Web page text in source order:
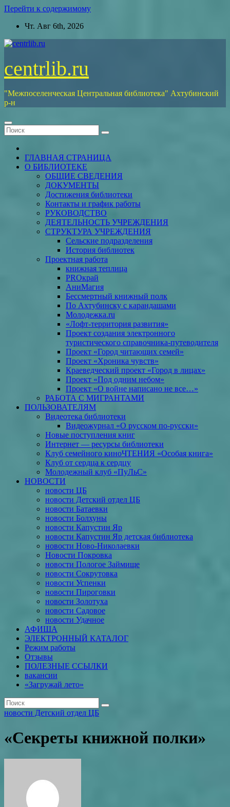
Перейти к содержимому
Чт. Авг 6th, 2026
centrlib.ru
"Межпоселенческая Центральная библиотека" Ахтубинский
р-н
ГЛАВНАЯ СТРАНИЦА
О БИБЛИОТЕКЕ
ОБЩИЕ СВЕДЕНИЯ
ДОКУМЕНТЫ
Достижения библиотеки
Контакты и график работы
РУКОВОДСТВО
ДЕЯТЕЛЬНОСТЬ УЧРЕЖДЕНИЯ
СТРУКТУРА УЧРЕЖДЕНИЯ
Сельские подразделения
История библиотек
Проектная работа
книжная теплица
PROкрай
АниМагия
Бессмертный книжный полк
По Ахтубинску с карандашами
Молодежка.ru
«Лофт-территория развития»
Проект создания электронного
туристического справочника-путеводителя
Проект «Город читающих семей»
Проект «Хроника чувств»
Краеведческий проект «Город в лицах»
Проект «Под одним небом»
Проект «О войне написано не все…»
РАБОТА С МИГРАНТАМИ
ПОЛЬЗОВАТЕЛЯМ
Видеотека библиотеки
Видеожурнал «О русском по-русски»
Новые поступления книг
Интернет — ресурсы библиотеки
Клуб семейного киноЧТЕНИЯ «Особая книга»
Клуб от сердца к сердцу
Молодежный клуб «ПуЛьС»
НОВОСТИ
новости ЦБ
новости Детский отдел ЦБ
новости Батаевки
новости Болхуны
новости Капустин Яр
новости Капустин Яр детская библиотека
новости Ново-Николаевки
Новости Покровка
новости Пологое Займище
новости Сокрутовка
новости Успенки
новости Пироговки
новости Золотуха
новости Садовое
новости Удачное
АФИША
ЭЛЕКТРОННЫЙ КАТАЛОГ
Режим работы
Отзывы
ПОЛЕЗНЫЕ ССЫЛКИ
вакансии
«Загружай лето»
новости Детский отдел ЦБ
«Секреты книжной полки»